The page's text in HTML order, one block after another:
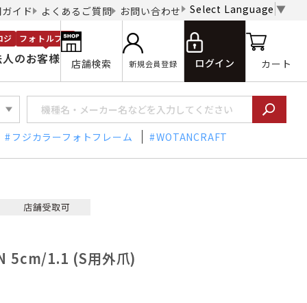
イド よくあるご質問 お問い合わせ Select Language ▼
のお客様
ジ フォトルプロ
店舗検索 新規会員登録 ログイン カート
フジカラーフォトフレーム WOTANCRAFT
5cm/1.1 (S用外爪)